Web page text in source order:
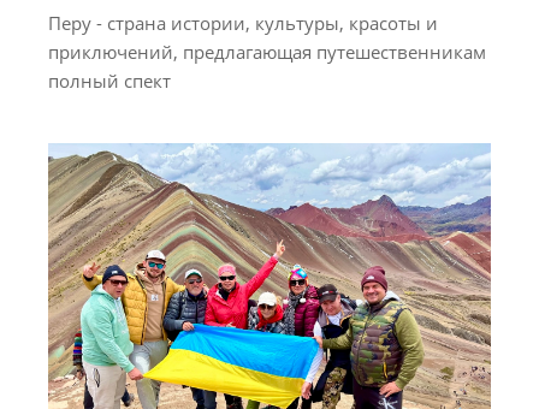
Перу - страна истории, культуры, красоты и
приключений, предлагающая путешественникам
полный спект